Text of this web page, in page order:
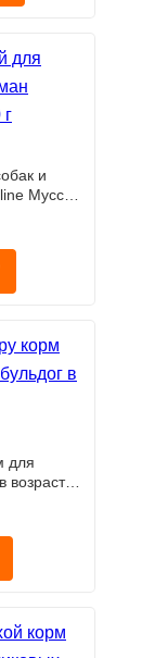
и
Мусс с
для
возрасте